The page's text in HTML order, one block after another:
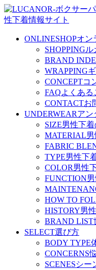
ONLINESHOPオン
SHOPPINGル
BRAND
WRAPPING
CONCEPTコ
FAQよくある
CONTACTお
UNDERWEARアン
SIZE男性下
MATERIAL
FABRIC
TYPE男性下
COLOR男性
FUNCTION
HOW TO
HISTORY男
BRAND LIST
SELECT選び方
BODY TYPE
CONCERNS
SCENESシー